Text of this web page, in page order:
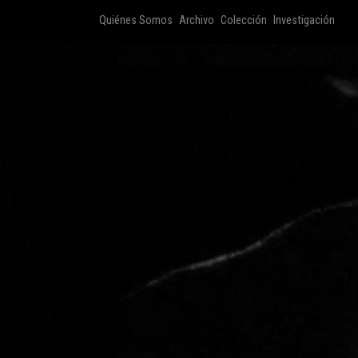
Quiénes Somos Archivo Colección Investigación